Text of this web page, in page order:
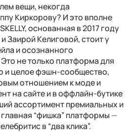
вещи, некогда
Киркорову? И это вполне
основанная в 2017 году
Заирой Келиговой, стоит у
и осознанного
не только платформа для
и целое фэшн-сообщество,
отношением к моде и
на сайте и в оффлайн-бутике
ассортимент премиальных и
“фишка” платформы —
в “два клика”.